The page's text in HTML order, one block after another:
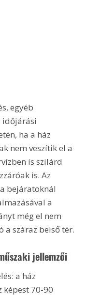
egyéb
időjárási
ha a ház
nem veszítik el a
is szilárd
is. Az
bejáratoknál
a
még el nem
a száraz belső tér.
jellemzői
70-90